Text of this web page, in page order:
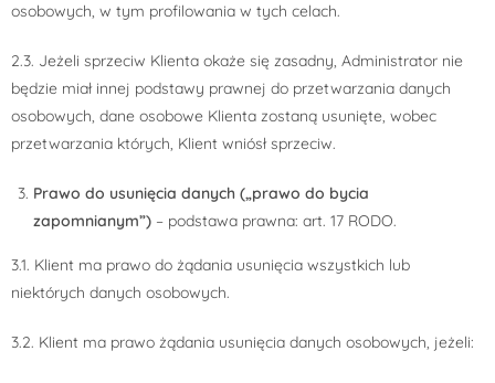
osobowych, w tym profilowania w tych celach.
2.3. Jeżeli sprzeciw Klienta okaże się zasadny, Administrator nie
będzie miał innej podstawy prawnej do przetwarzania danych
osobowych, dane osobowe Klienta zostaną usunięte, wobec
przetwarzania których, Klient wniósł sprzeciw.
Prawo do usunięcia danych („prawo do bycia
zapomnianym”) – podstawa prawna: art. 17 RODO.
3.1. Klient ma prawo do żądania usunięcia wszystkich lub
niektórych danych osobowych.
3.2. Klient ma prawo żądania usunięcia danych osobowych, jeżeli: